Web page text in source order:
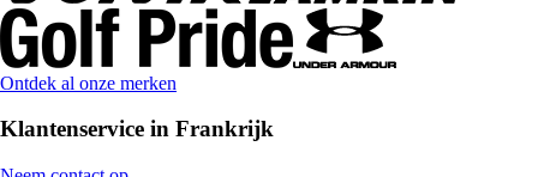
Ontdek al onze merken
Klantenservice in Frankrijk